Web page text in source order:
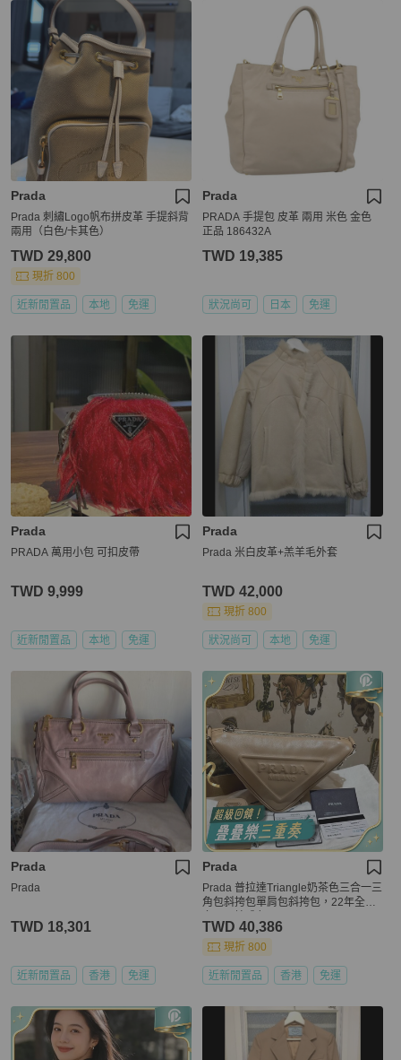
Prada
Prada 刺繡Logo帆布拼皮革 手提斜背
兩用（白色/卡其色）
TWD 29,800
現折 800
近新閒置品 本地 免運
Prada
PRADA 手提包 皮革 兩用 米色 金色
正品 186432A
TWD 19,385
狀況尚可 日本 免運
Prada
PRADA 萬用小包 可扣皮帶
TWD 9,999
近新閒置品 本地 免運
Prada
Prada 米白皮革+羔羊毛外套
TWD 42,000
現折 800
狀況尚可 本地 免運
Prada
Prada
TWD 18,301
近新閒置品 香港 免運
Prada
Prada 普拉達Triangle奶茶色三合一三
角包斜挎包單肩包斜挎包，22年全
TWD 40,386
現折 800
近新閒置品 香港 免運